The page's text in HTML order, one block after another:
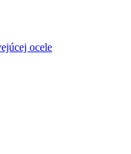
ocele